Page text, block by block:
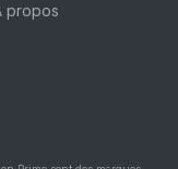
propos